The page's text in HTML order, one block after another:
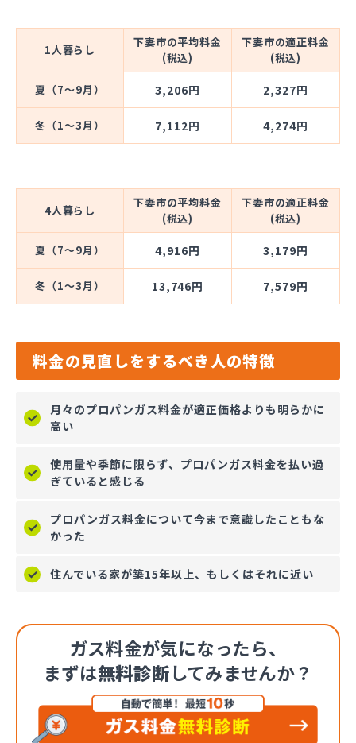
1人暮らし
下妻市の平均料金
(税込)
下妻市の適正料金
(税込)
夏（7～9月） 3,206円 2,327円
冬（1～3月） 7,112円 4,274円
4人暮らし
下妻市の平均料金
(税込)
下妻市の適正料金
(税込)
夏（7～9月） 4,916円 3,179円
冬（1～3月） 13,746円 7,579円
料金の見直しをするべき人の特徴
月々のプロパンガス料金が適正価格よりも明らかに
高い
使用量や季節に限らず、プロパンガス料金を払い過
ぎていると感じる
プロパンガス料金について今まで意識したこともな
かった
住んでいる家が築15年以上、もしくはそれに近い
ガス料金が気になったら、
まずは無料診断してみませんか？